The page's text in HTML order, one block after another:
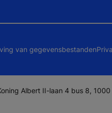
van gegevensbestanden
Albert II-laan 4 bus 8,